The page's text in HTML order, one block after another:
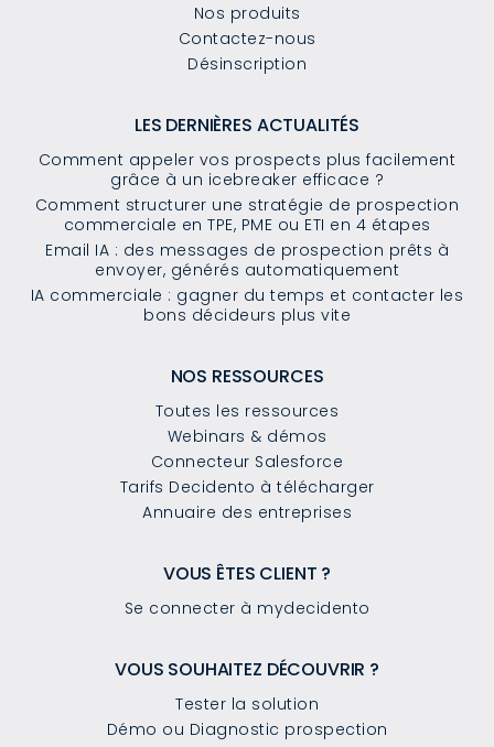
Nos produits
Contactez-nous
Désinscription
LES DERNIÈRES ACTUALITÉS
Comment appeler vos prospects plus facilement
grâce à un icebreaker efficace ?
Comment structurer une stratégie de prospection
commerciale en TPE, PME ou ETI en 4 étapes
Email IA : des messages de prospection prêts à
envoyer, générés automatiquement
IA commerciale : gagner du temps et contacter les
bons décideurs plus vite
NOS RESSOURCES
Toutes les ressources
Webinars & démos
Connecteur Salesforce
Tarifs Decidento à télécharger
Annuaire des entreprises
VOUS ÊTES CLIENT ?
Se connecter à mydecidento
VOUS SOUHAITEZ DÉCOUVRIR ?
Tester la solution
Démo ou Diagnostic prospection